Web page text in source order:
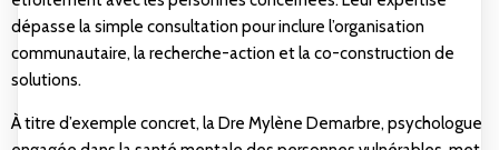
dépasse la simple consultation pour inclure l’organisation
communautaire, la recherche-action et la co-construction de
solutions.
À titre d’exemple concret, la Dre Mylène Demarbre, psychologue